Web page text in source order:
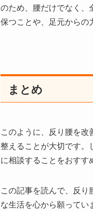
のため、腰だけでなく、
保つことや、足元からの
まとめ
このように、反り腰を
整えることが大切です。
に相談することをおすす
この記事を読んで、反
な生活を心から願ってい